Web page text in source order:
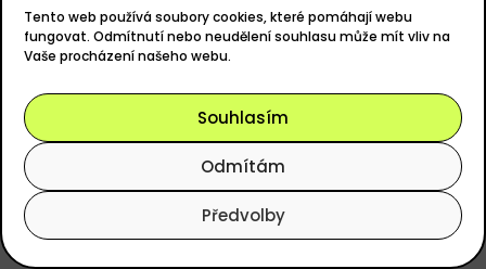
Tento web používá soubory cookies, které pomáhají webu
fungovat. Odmítnutí nebo neudělení souhlasu může mít vliv na
Vaše procházení našeho webu.
Souhlasím
Odmítám
Předvolby
Zdroj kanálů (příspěvky)
Kanál komentářů